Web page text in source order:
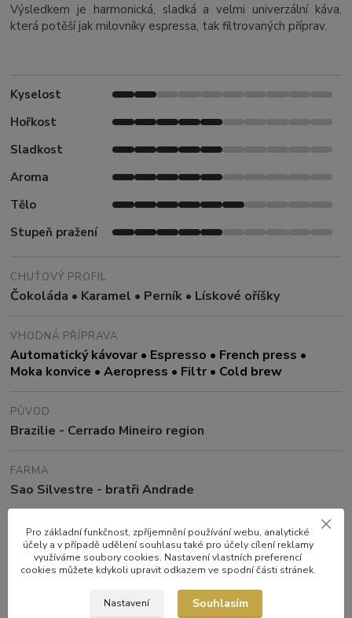
Výsledkem je harmonická, sladká a velmi univerzální káva,
která potěší jak milovníky espressa, tak filtrovaných příprav.
Kyselost
Hořkost
Sladkost
Aroma
Tělo
Stupeň pražení
CHUŤOVÝ PROFIL
Čokoláda • Karamel • Perník • Lískové oříšky
VHODNÁ PŘÍPRAVA
Automatický kávovar • Espresso • French press •
Moka konvice • Aeropress • Filtr • Cold brew
PŮVOD
Brazilie - Cerrado Mineiro region
FARMA
Sao Silvestre - bratři Andrade
ZPRACOVÁNÍ
Pulped natural (Honey)
Pro základní funkčnost, zpříjemnění používání webu, analytické
účely a v případě udělení souhlasu také pro účely cílení reklamy
využíváme soubory cookies. Nastavení vlastních preferencí
cookies můžete kdykoli upravit odkazem ve spodní části stránek.
Nastavení Souhlasím